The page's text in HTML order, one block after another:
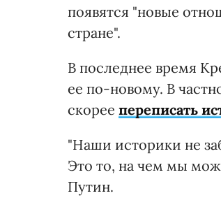
появятся "новые
стране".
В последнее время
ее по-новому. В
скорее переписать
"Наши историки не
Это то, на чем мы
Путин.